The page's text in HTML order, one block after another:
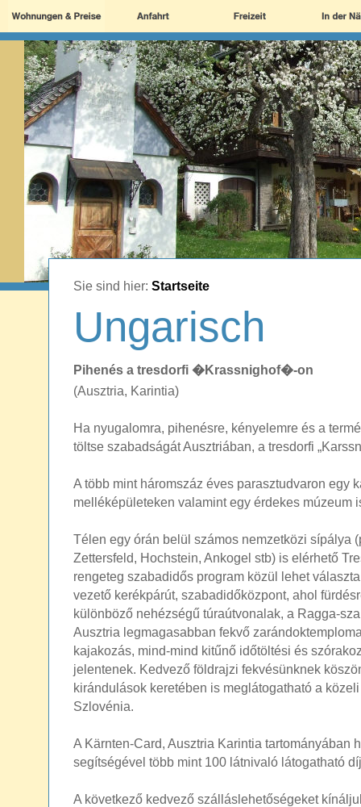
Sie sind hier: Startseite
Ungarisch
Pihenés a tresdorfi �Krassnighof�-on
(Ausztria, Karintia)
Ha nyugalomra, pihenésre, kényelemre és a
töltse szabadságát Ausztriában, a tresdorfi
A több mint háromszáz éves parasztudvaron egy
melléképületeken valamint egy érdekes múzeum
Télen egy órán belül számos nemzetközi sípálya
Zettersfeld, Hochstein, Ankogel stb) is elérhető
rengeteg szabadidős program közül lehet
vezető kerékpárút, szabadidőközpont, ahol
különböző nehézségű túraútvonalak, a Ragga-
Ausztria legmagasabban fekvő
kajakozás, mind-mind kitűnő időtöltési és
jelentenek. Kedvező földrajzi fekvésünknek
kirándulások keretében is meglátogatható a
Szlovénia.
A Kärnten-Card, Ausztria Karintia tartományában
segítségével több mint 100 látnivaló látogatható
A következő kedvező szálláslehetőségeket